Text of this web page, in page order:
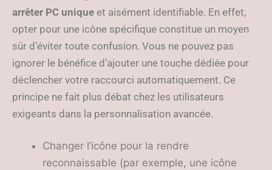
arrêter PC unique et aisément identifiable. En effet,
opter pour une icône spécifique constitue un moyen
sûr d’éviter toute confusion. Vous ne pouvez pas
ignorer le bénéfice d’ajouter une touche dédiée pour
déclencher votre raccourci automatiquement. Ce
principe ne fait plus débat chez les utilisateurs
exigeants dans la personnalisation avancée.
Changer l’icône pour la rendre
reconnaissable (par exemple, une icône